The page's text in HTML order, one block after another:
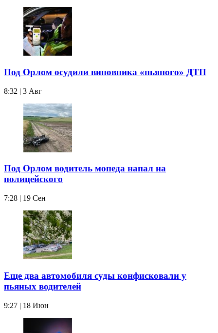
Под Орлом осудили виновника «пьяного» ДТП
8:32 | 3 Авг
Под Орлом водитель мопеда напал на
полицейского
7:28 | 19 Сен
Еще два автомобиля суды конфисковали у
пьяных водителей
9:27 | 18 Июн